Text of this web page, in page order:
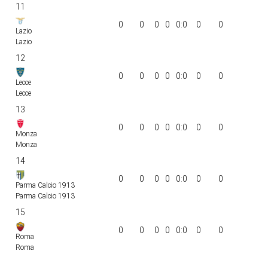
11
Lazio
Lazio
0 0 0 0 0:0 0 0
12
Lecce
Lecce
0 0 0 0 0:0 0 0
13
Monza
Monza
0 0 0 0 0:0 0 0
14
Parma Calcio 1913
Parma Calcio 1913
0 0 0 0 0:0 0 0
15
Roma
Roma
0 0 0 0 0:0 0 0